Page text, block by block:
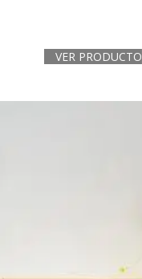
VER PRODUCTO